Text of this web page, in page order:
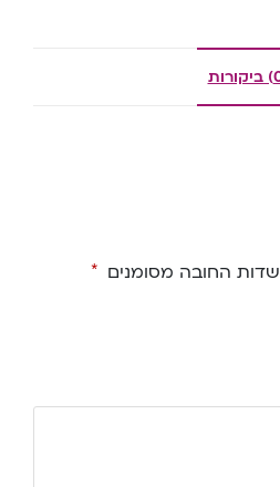
שדות החובה מסומנים *